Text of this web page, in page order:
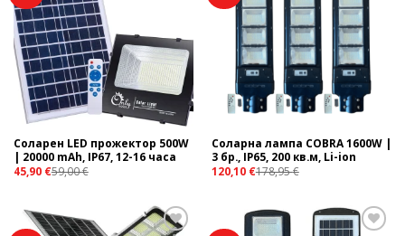
Соларен LED прожектор 500W
| 20000 mAh, IP67, 12-16 часа
45,90 €59,00€
Add to
wishlist
Соларна лампа COBRA 1600W |
3 бр., IP65, 200 кв.м, Li-ion
120,10 €178,95€